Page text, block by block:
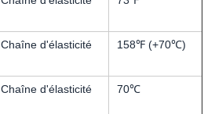
Chaîne d'élasticité 158℉ (+70℃)
Chaîne d'élasticité 70℃